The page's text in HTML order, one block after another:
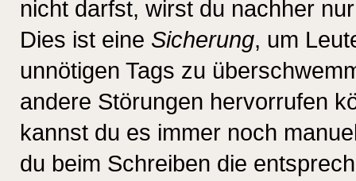
nicht darfst, wirst du nachher
Dies ist eine Sicherung, um
unnötigen Tags zu
andere Störungen hervorrufen
kannst du es immer noch
du beim Schreiben die